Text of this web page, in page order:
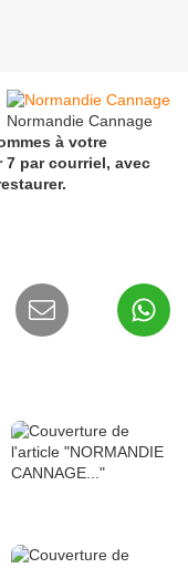
Normandie Cannage
à votre
par courriel, avec